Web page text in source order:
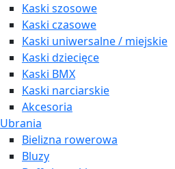
Kaski szosowe
Kaski czasowe
Kaski uniwersalne / miejskie
Kaski dziecięce
Kaski BMX
Kaski narciarskie
Akcesoria
Ubrania
Bielizna rowerowa
Bluzy